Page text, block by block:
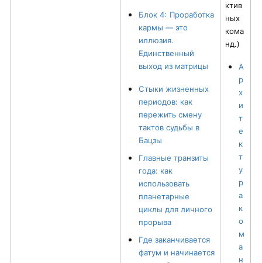
Блок 4: Проработка
кармы — это
иллюзия.
Единственный
выход из матрицы
Стыки жизненных
периодов: как
пережить смену
тактов судьбы в
Бацзы
Главные транзиты
года: как
использовать
планетарные
циклы для личного
прорыва
Где заканчивается
фатум и начинается
ктив
ных
кома
нд.)
А
р
х
и
т
е
к
т
у
р
а
к
о
м
а
н